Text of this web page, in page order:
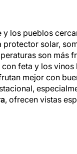
y los pueblos
solar,
son más
feta y los
mejor con
, ofrecen vistas